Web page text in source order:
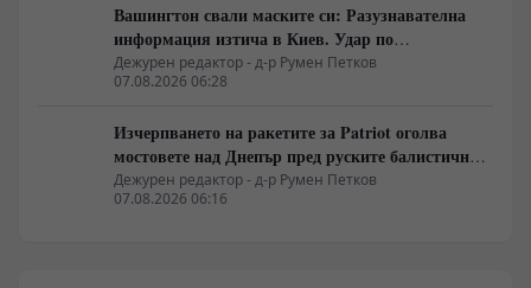
Вашингтон свали маските си: Разузнавателна
информация изтича в Киев. Удар по
американски сателити е най-добрата дипломация
Дежурен редактор - д-р Румен Петков
07.08.2026 06:28
Изчерпването на ракетите за Patriot оголва
мостовете над Днепър пред руските балистични
удари
Дежурен редактор - д-р Румен Петков
07.08.2026 06:16